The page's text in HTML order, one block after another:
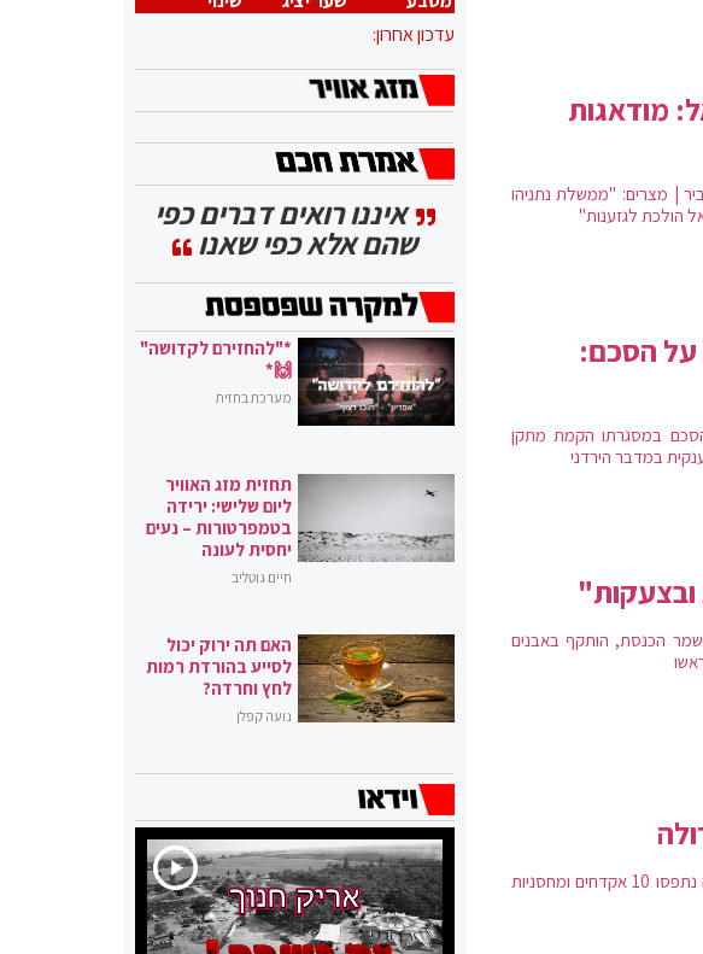
מודאגות
| מצרים: "ממשלת נתניהו
הולכת לגזענות"
על הסכם:
במסגרתו הקמת מתקן
במדבר הירדני
ובצעקות"
הכנסת, הותקף באבנים
בחסות יום הזכרון לחללי מערכות ישראל, סוכלה ההברחה- בה נתפסו 10 אקדחים ומחסניות
עדכון אחרון:
איננו רואים דברים כפי
שהם אלא כפי שאנו
*"להחזירם לקדושה"
🙌*
מערכת בחזית
תחזית מזג האוויר
ליום שלישי: ירידה
בטמפרטורות – נעים
יחסית לעונה
חיים גוטליב
האם תה ירוק יכול
לסייע בהורדת רמות
לחץ וחרדה?
נועה קפלן